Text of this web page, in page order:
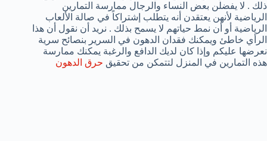
ذلك . لا يفضلن بعض النساء والرجال ممارسة التمارين
الرياضية لأنهن يعتقدن أنه يتطلب إشتراكاً في صالة الألعاب
الرياضية أو أن نمط حياتهم لا يسمح بذلك . نريد أن نقول أن هذا
الرأي خاطئ ويمكنك فقدان الدهون في السرير بنصائح سرية
نعرضها عليكم وإذا كان لديك الدافع والرغبة يمكنك ممارسة
هذه التمارين في المنزل لتتمكن من تحقيق حرق الدهون